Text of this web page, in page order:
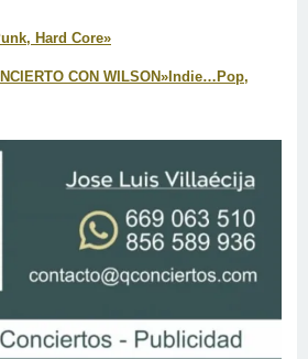
Hard Core»
CON WILSON»Indie…Pop,